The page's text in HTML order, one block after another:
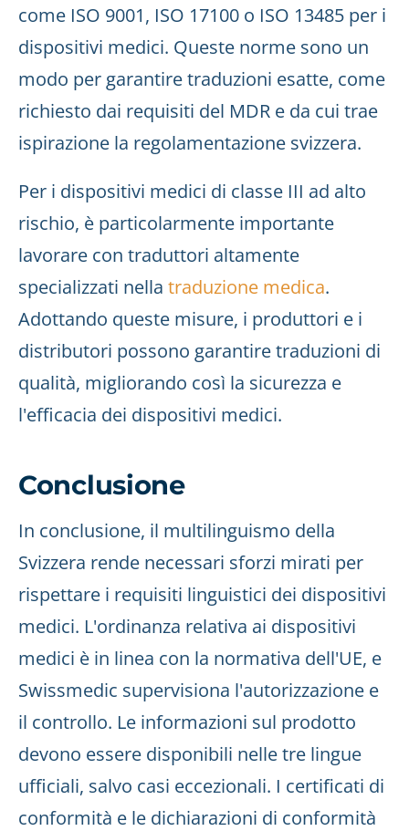
come ISO 9001, ISO 17100 o ISO 13485 per i
dispositivi medici. Queste norme sono un
modo per garantire traduzioni esatte, come
richiesto dai requisiti del MDR e da cui trae
ispirazione la regolamentazione svizzera.
Per i dispositivi medici di classe III ad alto
rischio, è particolarmente importante
lavorare con traduttori altamente
specializzati nella traduzione medica.
Adottando queste misure, i produttori e i
distributori possono garantire traduzioni di
qualità, migliorando così la sicurezza e
l'efficacia dei dispositivi medici.
Conclusione
In conclusione, il multilinguismo della
Svizzera rende necessari sforzi mirati per
rispettare i requisiti linguistici dei dispositivi
medici. L'ordinanza relativa ai dispositivi
medici è in linea con la normativa dell'UE, e
Swissmedic supervisiona l'autorizzazione e
il controllo. Le informazioni sul prodotto
devono essere disponibili nelle tre lingue
ufficiali, salvo casi eccezionali. I certificati di
conformità e le dichiarazioni di conformità